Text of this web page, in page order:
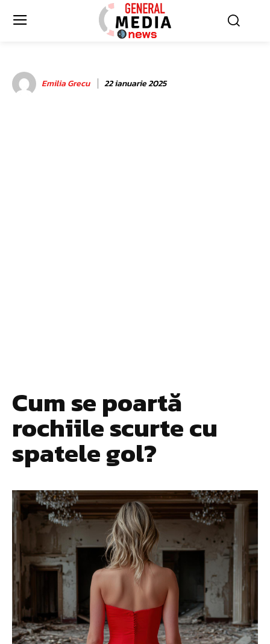
Emilia Grecu 22 ianuarie 2025
Cum se poartă
rochiile scurte cu
spatele gol?